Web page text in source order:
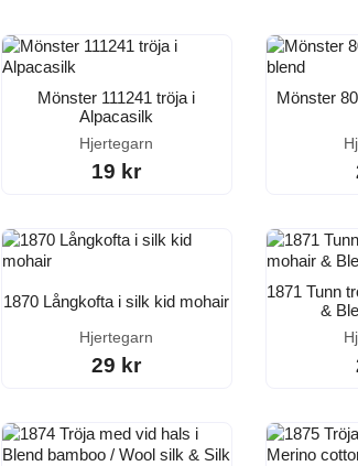
Mönster 111241 tröja i
Alpacasilk
Hjertegarn
19 kr
Mönster
1870 Långkofta i silk kid mohair
Hjertegarn
29 kr
1871 Tunn
&